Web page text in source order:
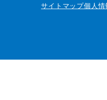
サイトマップ個人